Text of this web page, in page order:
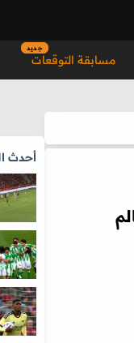
مسابقة التوقعات
جديد
أحدث